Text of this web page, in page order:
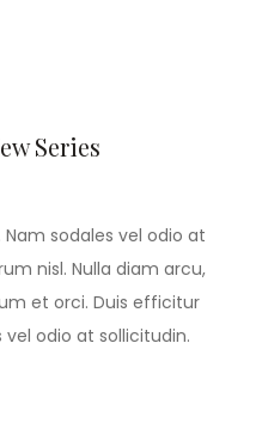
Series
sodales vel odio at
nisl. Nulla diam arcu,
et orci. Duis efficitur
odio at sollicitudin.